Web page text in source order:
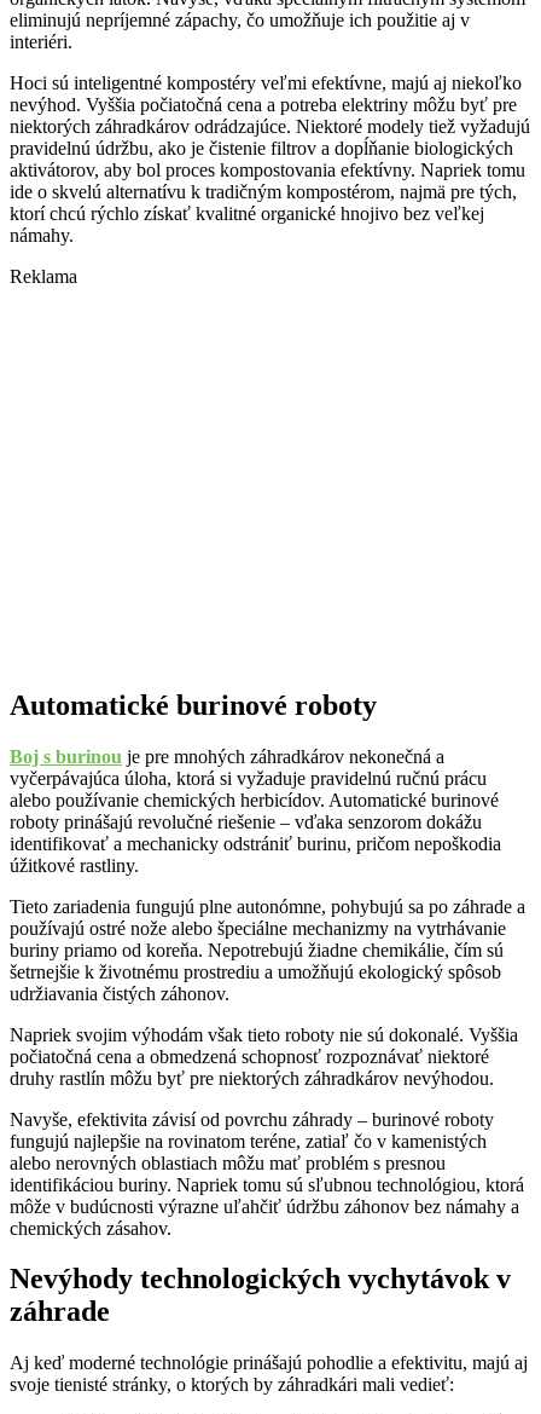
eliminujú nepríjemné zápachy, čo umožňuje ich použitie aj v
interiéri.
Hoci sú inteligentné kompostéry veľmi efektívne, majú aj niekoľko
nevýhod. Vyššia počiatočná cena a potreba elektriny môžu byť pre
niektorých záhradkárov odrádzajúce. Niektoré modely tiež vyžadujú
pravidelnú údržbu, ako je čistenie filtrov a dopĺňanie biologických
aktivátorov, aby bol proces kompostovania efektívny. Napriek tomu
ide o skvelú alternatívu k tradičným kompostérom, najmä pre tých,
ktorí chcú rýchlo získať kvalitné organické hnojivo bez veľkej
námahy.
Reklama
Automatické burinové roboty
Boj s burinou je pre mnohých záhradkárov nekonečná a
vyčerpávajúca úloha, ktorá si vyžaduje pravidelnú ručnú prácu
alebo používanie chemických herbicídov. Automatické burinové
roboty prinášajú revolučné riešenie – vďaka senzorom dokážu
identifikovať a mechanicky odstrániť burinu, pričom nepoškodia
úžitkové rastliny.
Tieto zariadenia fungujú plne autonómne, pohybujú sa po záhrade a
používajú ostré nože alebo špeciálne mechanizmy na vytrhávanie
buriny priamo od koreňa. Nepotrebujú žiadne chemikálie, čím sú
šetrnejšie k životnému prostrediu a umožňujú ekologický spôsob
udržiavania čistých záhonov.
Napriek svojim výhodám však tieto roboty nie sú dokonalé. Vyššia
počiatočná cena a obmedzená schopnosť rozpoznávať niektoré
druhy rastlín môžu byť pre niektorých záhradkárov nevýhodou.
Navyše, efektivita závisí od povrchu záhrady – burinové roboty
fungujú najlepšie na rovinatom teréne, zatiaľ čo v kamenistých
alebo nerovných oblastiach môžu mať problém s presnou
identifikáciou buriny. Napriek tomu sú sľubnou technológiou, ktorá
môže v budúcnosti výrazne uľahčiť údržbu záhonov bez námahy a
chemických zásahov.
Nevýhody technologických vychytávok v
záhrade
Aj keď moderné technológie prinášajú pohodlie a efektivitu, majú aj
svoje tienisté stránky, o ktorých by záhradkári mali vedieť: